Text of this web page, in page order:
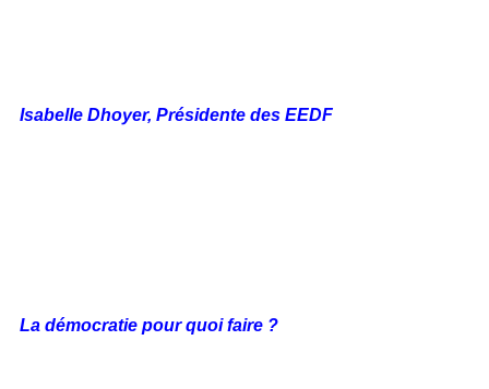
Isabelle Dhoyer, Présidente des EEDF
La démocratie pour quoi faire ?